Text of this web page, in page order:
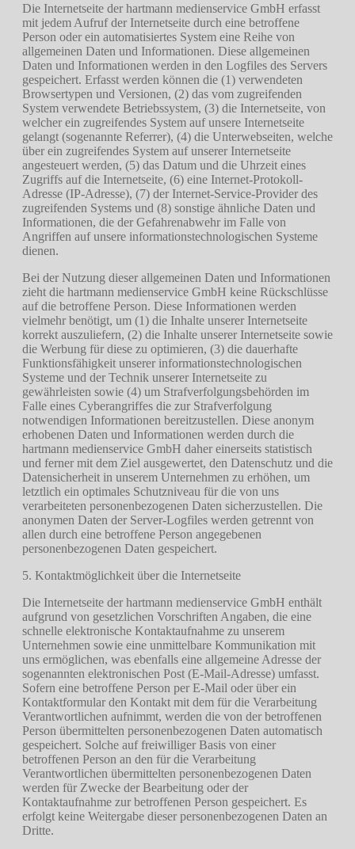
Die Internetseite der hartmann medienservice GmbH erfasst
mit jedem Aufruf der Internetseite durch eine betroffene
Person oder ein automatisiertes System eine Reihe von
allgemeinen Daten und Informationen. Diese allgemeinen
Daten und Informationen werden in den Logfiles des Servers
gespeichert. Erfasst werden können die (1) verwendeten
Browsertypen und Versionen, (2) das vom zugreifenden
System verwendete Betriebssystem, (3) die Internetseite, von
welcher ein zugreifendes System auf unsere Internetseite
gelangt (sogenannte Referrer), (4) die Unterwebseiten, welche
über ein zugreifendes System auf unserer Internetseite
angesteuert werden, (5) das Datum und die Uhrzeit eines
Zugriffs auf die Internetseite, (6) eine Internet-Protokoll-
Adresse (IP-Adresse), (7) der Internet-Service-Provider des
zugreifenden Systems und (8) sonstige ähnliche Daten und
Informationen, die der Gefahrenabwehr im Falle von
Angriffen auf unsere informationstechnologischen Systeme
dienen.
Bei der Nutzung dieser allgemeinen Daten und Informationen
zieht die hartmann medienservice GmbH keine Rückschlüsse
auf die betroffene Person. Diese Informationen werden
vielmehr benötigt, um (1) die Inhalte unserer Internetseite
korrekt auszuliefern, (2) die Inhalte unserer Internetseite sowie
die Werbung für diese zu optimieren, (3) die dauerhafte
Funktionsfähigkeit unserer informationstechnologischen
Systeme und der Technik unserer Internetseite zu
gewährleisten sowie (4) um Strafverfolgungsbehörden im
Falle eines Cyberangriffes die zur Strafverfolgung
notwendigen Informationen bereitzustellen. Diese anonym
erhobenen Daten und Informationen werden durch die
hartmann medienservice GmbH daher einerseits statistisch
und ferner mit dem Ziel ausgewertet, den Datenschutz und die
Datensicherheit in unserem Unternehmen zu erhöhen, um
letztlich ein optimales Schutzniveau für die von uns
verarbeiteten personenbezogenen Daten sicherzustellen. Die
anonymen Daten der Server-Logfiles werden getrennt von
allen durch eine betroffene Person angegebenen
personenbezogenen Daten gespeichert.
5. Kontaktmöglichkeit über die Internetseite
Die Internetseite der hartmann medienservice GmbH enthält
aufgrund von gesetzlichen Vorschriften Angaben, die eine
schnelle elektronische Kontaktaufnahme zu unserem
Unternehmen sowie eine unmittelbare Kommunikation mit
uns ermöglichen, was ebenfalls eine allgemeine Adresse der
sogenannten elektronischen Post (E-Mail-Adresse) umfasst.
Sofern eine betroffene Person per E-Mail oder über ein
Kontaktformular den Kontakt mit dem für die Verarbeitung
Verantwortlichen aufnimmt, werden die von der betroffenen
Person übermittelten personenbezogenen Daten automatisch
gespeichert. Solche auf freiwilliger Basis von einer
betroffenen Person an den für die Verarbeitung
Verantwortlichen übermittelten personenbezogenen Daten
werden für Zwecke der Bearbeitung oder der
Kontaktaufnahme zur betroffenen Person gespeichert. Es
erfolgt keine Weitergabe dieser personenbezogenen Daten an
Dritte.